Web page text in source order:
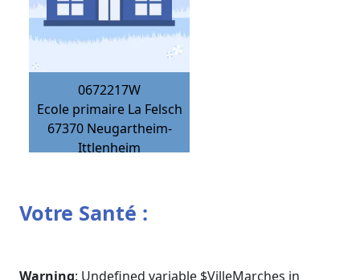
0672217W
Ecole primaire La Felsch
67370 Neugartheim-
Ittlenheim
Votre Santé :
Warning: Undefined variable $VilleMarches in